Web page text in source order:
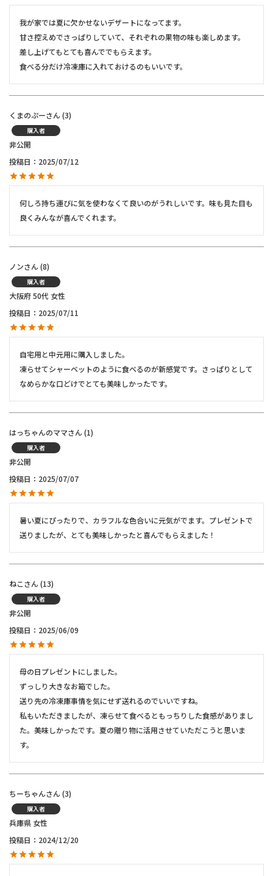
我が家では夏に欠かせないデザートになってます。
甘さ控えめでさっぱりしていて、それぞれの果物の味も楽しめます。
差し上げてもとても喜んででもらえます。
食べる分だけ冷凍庫に入れておけるのもいいです。
くまのぷー 3
購入者
非公開
投稿日
2025/07/12
何しろ持ち運びに気を使わなくて良いのがうれしいです。味も見た目も
良くみんなが喜んでくれます。
ノン 8
購入者
大阪府50代 女性
投稿日
2025/07/11
自宅用と中元用に購入しました。
凍らせてシャーベットのように食べるのが新感覚です。さっぱりとして
なめらかな口どけでとても美味しかったです。
はっちゃんのママ 1
購入者
非公開
投稿日
2025/07/07
暑い夏にぴったりで、カラフルな色合いに元気がでます。プレゼントで
送りましたが、とても美味しかったと喜んでもらえました！
ねこ 13
購入者
非公開
投稿日
2025/06/09
母の日プレゼントにしました。
ずっしり大きなお箱でした。
送り先の冷凍庫事情を気にせず送れるのでいいですね。
私もいただきましたが、凍らせて食べるともっちりした食感がありまし
た。美味しかったです。夏の贈り物に活用させていただこうと思いま
ちーちゃん 3
購入者
兵庫県 女性
投稿日
2024/12/20